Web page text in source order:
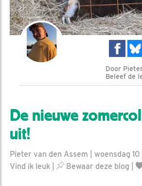
Door
Beleef de
De nieuwe
uit!
Pieter van den Assem | woensdag
Vind ik leuk
Bewaar deze blog